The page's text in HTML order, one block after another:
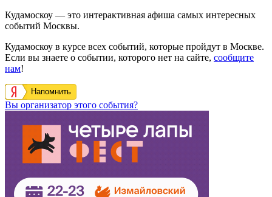
Кудамоскоу — это интерактивная афиша самых интересных
событий Москвы.
Кудамоскоу в курсе всех событий, которые пройдут в Москве.
Если вы знаете о событии, которого нет на сайте, сообщите
нам!
Напомнить
Вы организатор этого события?